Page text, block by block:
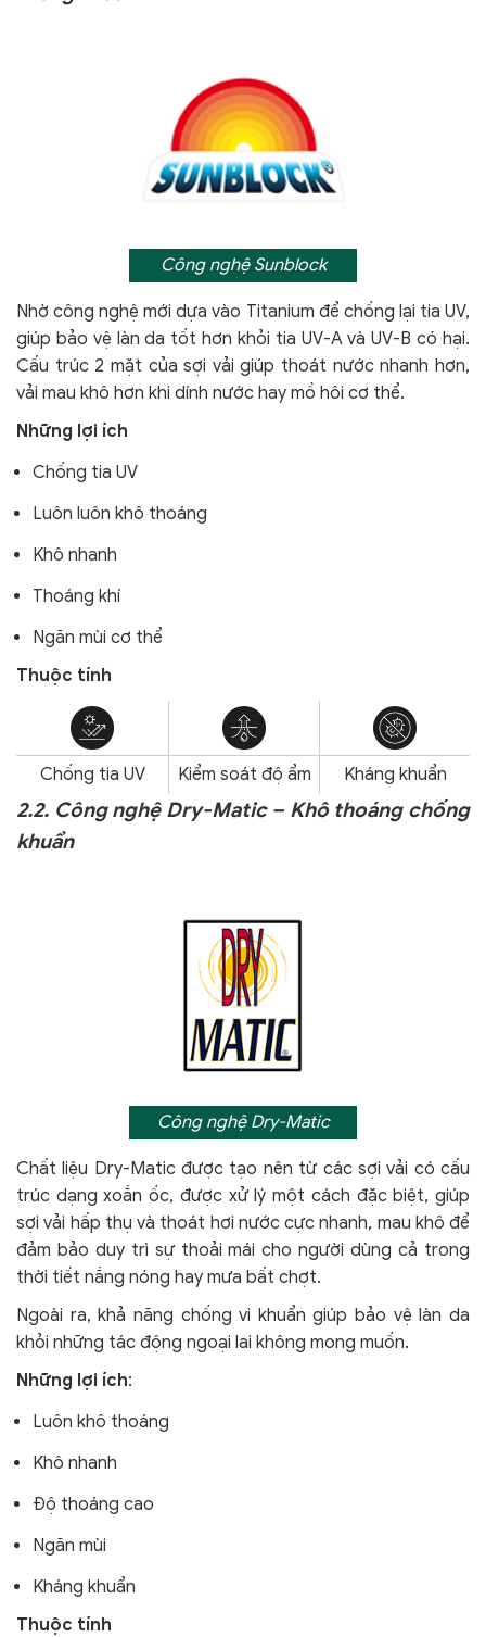
Công nghệ Sunblock
Nhờ công nghệ mới dựa vào Titanium để chống lại tia UV,
giúp bảo vệ làn da tốt hơn khỏi tia UV-A và UV-B có hại.
Cấu trúc 2 mặt của sợi vải giúp thoát nước nhanh hơn,
vải mau khô hơn khi dính nước hay mồ hôi cơ thể.
Những lợi ích
Chống tia UV
Luôn luôn khô thoáng
Khô nhanh
Thoáng khí
Ngăn mùi cơ thể
Thuộc tính
Chống tia UV Kiểm soát độ ẩm Kháng khuẩn
2.2. Công nghệ Dry-Matic – Khô thoáng chống
khuẩn
Công nghệ Dry-Matic
Chất liệu Dry-Matic được tạo nên từ các sợi vải có cấu
trúc dạng xoắn ốc, được xử lý một cách đặc biệt, giúp
sợi vải hấp thụ và thoát hơi nước cực nhanh, mau khô để
đảm bảo duy trì sự thoải mái cho người dùng cả trong
thời tiết nắng nóng hay mưa bất chợt.
Ngoài ra, khả năng chống vi khuẩn giúp bảo vệ làn da
khỏi những tác động ngoại lai không mong muốn.
Những lợi ích:
Luôn khô thoáng
Khô nhanh
Độ thoáng cao
Ngăn mùi
Kháng khuẩn
Thuộc tính